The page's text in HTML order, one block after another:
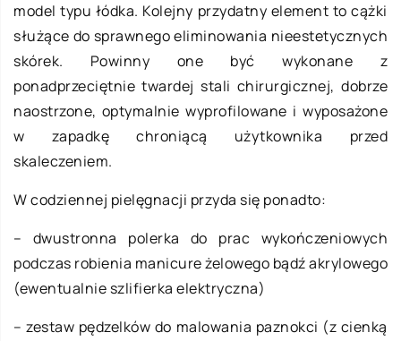
model typu łódka. Kolejny przydatny element to cążki
służące do sprawnego eliminowania nieestetycznych
skórek. Powinny one być wykonane z
ponadprzeciętnie twardej stali chirurgicznej, dobrze
naostrzone, optymalnie wyprofilowane i wyposażone
w zapadkę chroniącą użytkownika przed
skaleczeniem.
W codziennej pielęgnacji przyda się ponadto:
– dwustronna polerka do prac wykończeniowych
podczas robienia manicure żelowego bądź akrylowego
(ewentualnie szlifierka elektryczna)
– zestaw pędzelków do malowania paznokci (z cienką